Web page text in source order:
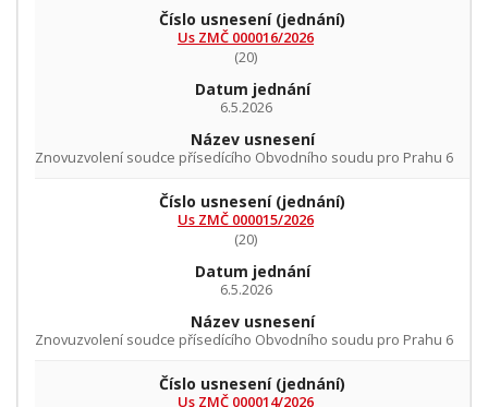
Číslo usnesení(jednání)
Us ZMČ 000016/2026
(20)
Datum jednání
6.5.2026
Název usnesení
Znovuzvolení soudce přísedícího Obvodního soudu pro Prahu 6
Číslo usnesení(jednání)
Us ZMČ 000015/2026
(20)
Datum jednání
6.5.2026
Název usnesení
Znovuzvolení soudce přísedícího Obvodního soudu pro Prahu 6
Číslo usnesení(jednání)
Us ZMČ 000014/2026